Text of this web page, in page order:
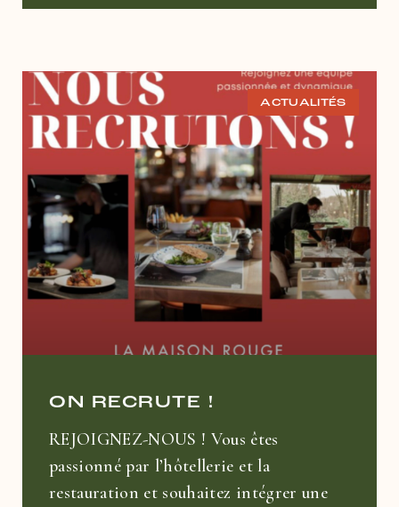
ACTUALITÉS
ON RECRUTE !
REJOIGNEZ-NOUS ! Vous êtes
passionné par l’hôtellerie et la
restauration et souhaitez intégrer une